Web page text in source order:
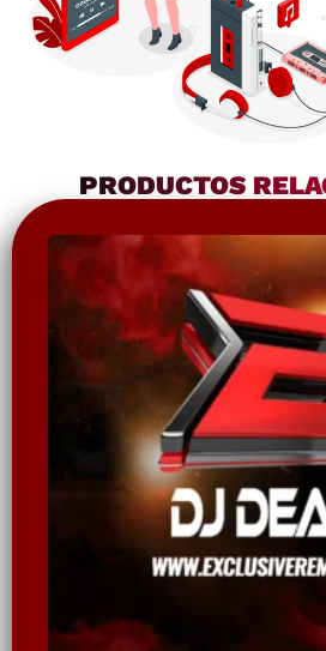
PRODUCTOS